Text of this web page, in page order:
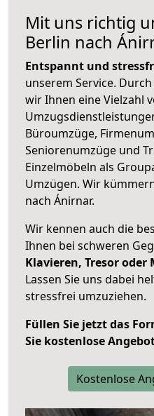
Mit uns richtig
Berlin nach
Entspannt und
unserem Service.
wir Ihnen eine Vielzahl
Büroumzüge,
Seniorenumzüge und
Einzelmöbeln als
Umzügen. Wir
nach Ánirnar.
Wir kennen auch die
Ihnen bei schweren
Klavieren, Tresor oder
Lassen Sie uns dabei
stressfrei umzuziehen.
Füllen Sie jetzt das
Sie kostenlose
Kostenlose